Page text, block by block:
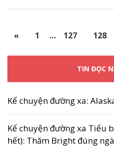
« 1 … 127 128
TIN ĐỌC
Kể chuyện đường xa:
Kể chuyện đường xa Tiểu
hết): Thăm Bright đúng